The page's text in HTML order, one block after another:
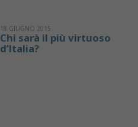
18 GIUGNO 2015
Chi sarà il più virtuoso
d’Italia?